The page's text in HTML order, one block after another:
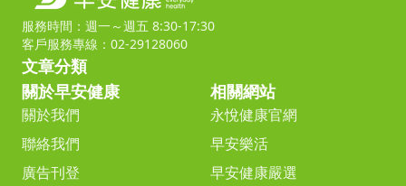
服務時間：週一～週五 8:30-17:30
客戶服務專線：02-29128060
文章分類
關於早安健康
關於我們
聯絡我們
廣告刊登
相關網站
永悅健康官網
早安樂活
早安健康嚴選